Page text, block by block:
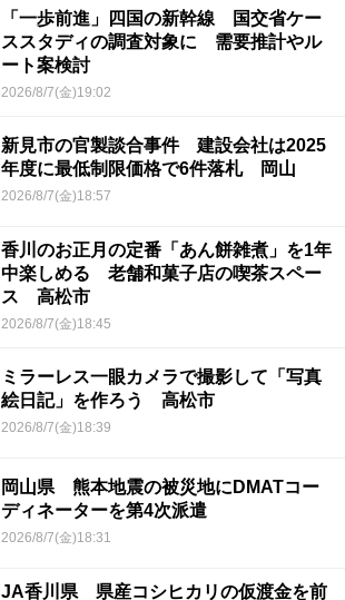
「一歩前進」四国の新幹線 国交省ケー
ススタディの調査対象に 需要推計やル
ート案検討
2026/8/7(金)19:02
新見市の官製談合事件 建設会社は2025
年度に最低制限価格で6件落札 岡山
2026/8/7(金)18:57
香川のお正月の定番「あん餅雑煮」を1年
中楽しめる 老舗和菓子店の喫茶スペー
ス 高松市
2026/8/7(金)18:45
ミラーレス一眼カメラで撮影して「写真
絵日記」を作ろう 高松市
2026/8/7(金)18:39
岡山県 熊本地震の被災地にDMATコー
ディネーターを第4次派遣
2026/8/7(金)18:31
JA香川県 県産コシヒカリの仮渡金を前